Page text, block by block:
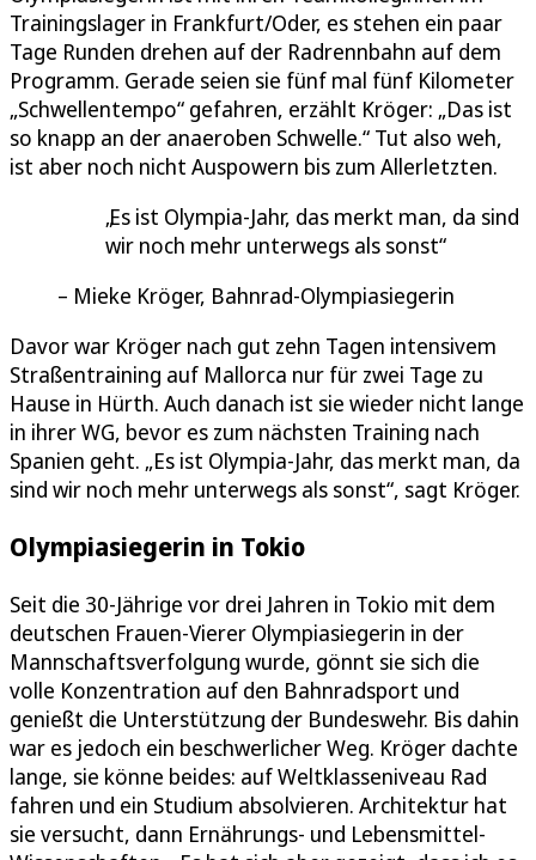
Trainingslager in Frankfurt/Oder, es stehen ein paar
Tage Runden drehen auf der Radrennbahn auf dem
Programm. Gerade seien sie fünf mal fünf Kilometer
„Schwellentempo“ gefahren, erzählt Kröger: „Das ist
so knapp an der anaeroben Schwelle.“ Tut also weh,
ist aber noch nicht Auspowern bis zum Allerletzten.
Es ist Olympia-Jahr, das merkt man, da sind
wir noch mehr unterwegs als sonst
Mieke Kröger, Bahnrad-Olympiasiegerin
Davor war Kröger nach gut zehn Tagen intensivem
Straßentraining auf Mallorca nur für zwei Tage zu
Hause in Hürth. Auch danach ist sie wieder nicht lange
in ihrer WG, bevor es zum nächsten Training nach
Spanien geht. „Es ist Olympia-Jahr, das merkt man, da
sind wir noch mehr unterwegs als sonst“, sagt Kröger.
Olympiasiegerin in Tokio
Seit die 30-Jährige vor drei Jahren in Tokio mit dem
deutschen Frauen-Vierer Olympiasiegerin in der
Mannschaftsverfolgung wurde, gönnt sie sich die
volle Konzentration auf den Bahnradsport und
genießt die Unterstützung der Bundeswehr. Bis dahin
war es jedoch ein beschwerlicher Weg. Kröger dachte
lange, sie könne beides: auf Weltklasseniveau Rad
fahren und ein Studium absolvieren. Architektur hat
sie versucht, dann Ernährungs- und Lebensmittel-